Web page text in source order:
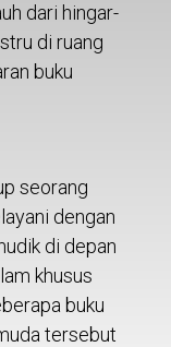
dari hingar-
di ruang
buku
seorang
dengan
di depan
khusus
buku
tersebut